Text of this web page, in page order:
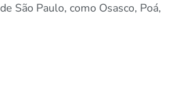
São Paulo, como Osasco, Poá,